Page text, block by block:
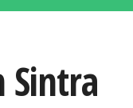
Sintra